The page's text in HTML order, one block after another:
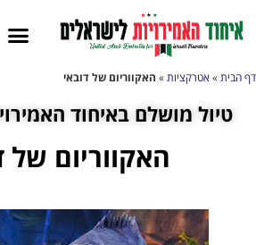
דף הבית»אטרקציות» האקווריום של דובאי
טיול מושלם באיחוד
האקווריום של